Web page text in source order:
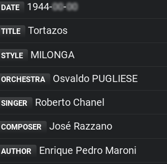
DATE 1944-00-00
TITLE Tortazos
STYLE MILONGA
ORCHESTRA Osvaldo PUGLIESE
SINGER Roberto Chanel
COMPOSER José Razzano
AUTHOR Enrique Pedro Maroni